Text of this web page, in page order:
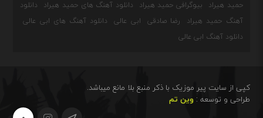
حمید هیراد
بیوگرافی حمید هیراد دانلود آهنگ های حمید هیراد
دانلود
آهنگ حمید هیراد
رضا صادقی ابی عالی
دانلود آهنگ های ابی عالی
دانلود آهنگ ابی عالی
کپی از سایت پیر موزیک با ذکر منبع بلا مانع میباشد.
طراحی و توسعه :وین تم